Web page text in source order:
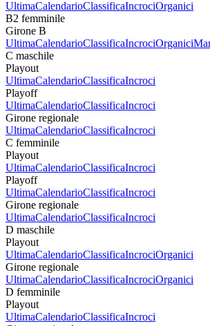
UltimaCalendarioClassificaIncrociOrganici
B2 femminile
Girone B
UltimaCalendarioClassificaIncrociOrganici
C maschile
Playout
UltimaCalendarioClassificaIncroci
Playoff
UltimaCalendarioClassificaIncroci
Girone regionale
UltimaCalendarioClassificaIncroci
C femminile
Playout
UltimaCalendarioClassificaIncroci
Playoff
UltimaCalendarioClassificaIncroci
Girone regionale
UltimaCalendarioClassificaIncroci
D maschile
Playout
UltimaCalendarioClassificaIncrociOrganici
Girone regionale
UltimaCalendarioClassificaIncrociOrganici
D femminile
Playout
UltimaCalendarioClassificaIncroci